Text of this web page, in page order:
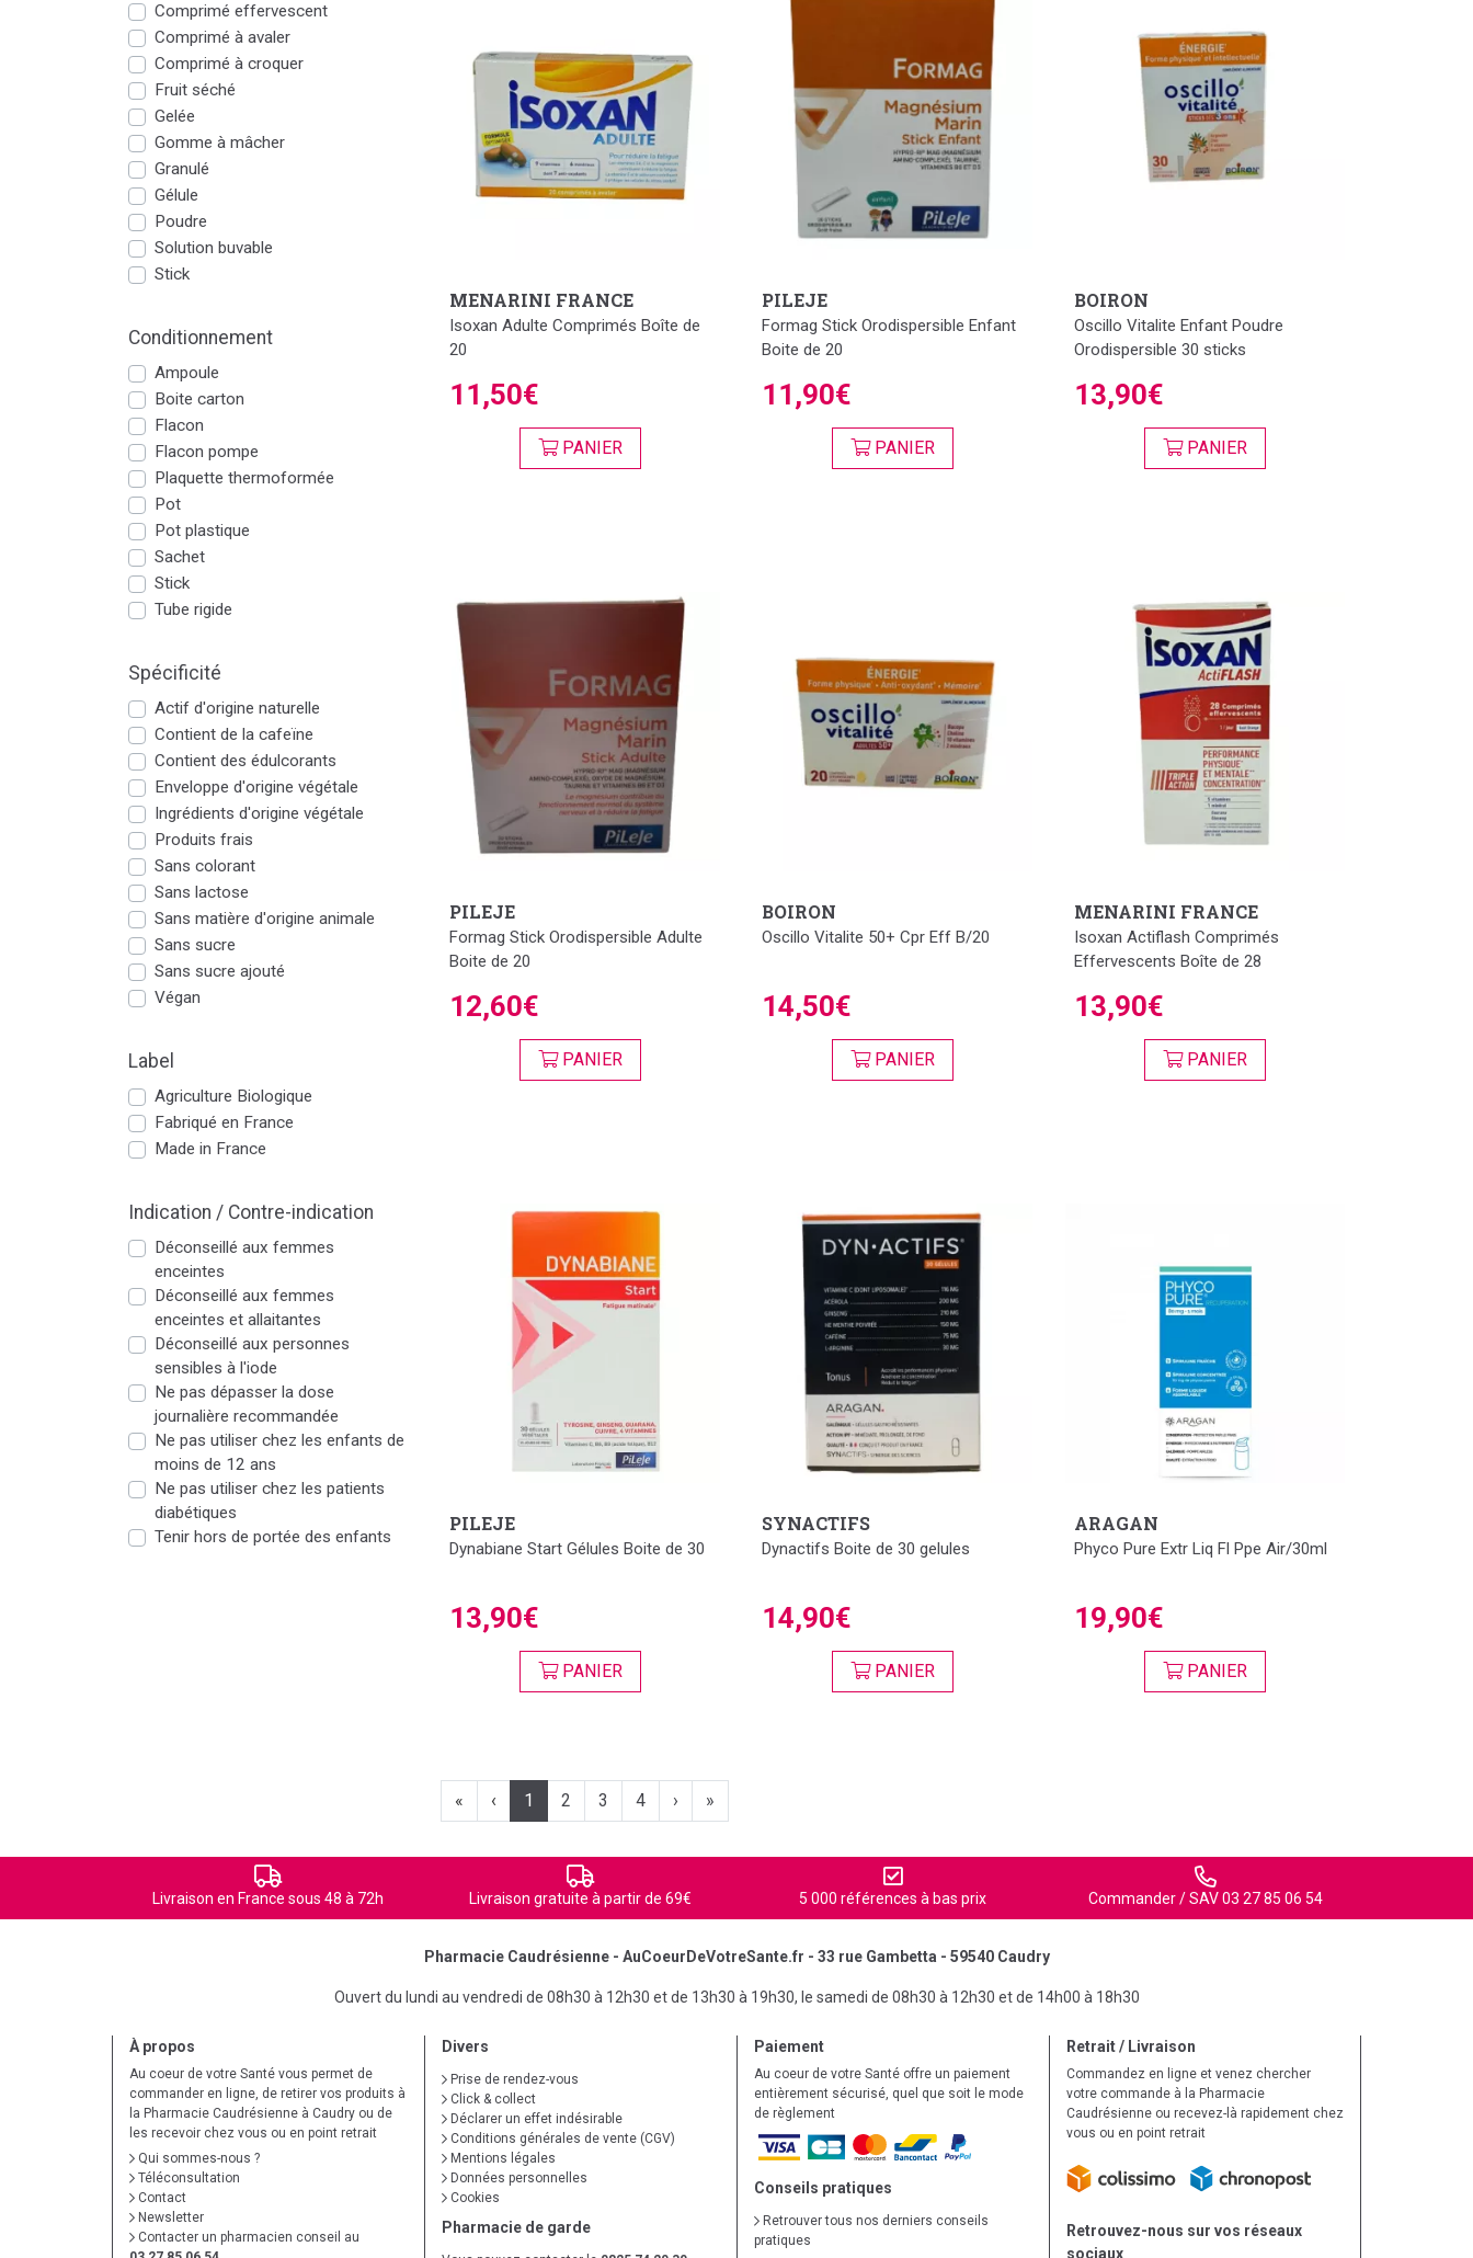
Comprimé effervescent
Comprimé à avaler
Comprimé à croquer
Fruit séché
Gelée
Gomme à mâcher
Granulé
Gélule
Poudre
Solution buvable
Stick
Conditionnement
Ampoule
Boite carton
Flacon
Flacon pompe
Plaquette thermoformée
Pot
Pot plastique
Sachet
Stick
Tube rigide
Spécificité
Actif d'origine naturelle
Contient de la cafeïne
Contient des édulcorants
Enveloppe d'origine végétale
Ingrédients d'origine végétale
Produits frais
Sans colorant
Sans lactose
Sans matière d'origine animale
Sans sucre
Sans sucre ajouté
Végan
Label
Agriculture Biologique
Fabriqué en France
Made in France
Indication / Contre-indication
Déconseillé aux femmes
enceintes
Déconseillé aux femmes
enceintes et allaitantes
Déconseillé aux personnes
sensibles à l'iode
Ne pas dépasser la dose
journalière recommandée
Ne pas utiliser chez les enfants de
moins de 12 ans
Ne pas utiliser chez les patients
diabétiques
Tenir hors de portée des enfants
MENARINI FRANCE
Isoxan Adulte Comprimés Boîte de
20
11,50€
PANIER
PILEJE
Formag Stick Orodispersible Enfant
Boite de 20
11,90€
PANIER
BOIRON
Oscillo Vitalite Enfant Poudre
Orodispersible 30 sticks
13,90€
PANIER
PILEJE
Formag Stick Orodispersible Adulte
Boite de 20
12,60€
PANIER
BOIRON
Oscillo Vitalite 50+ Cpr Eff B/20
14,50€
PANIER
MENARINI FRANCE
Isoxan Actiflash Comprimés
Effervescents Boîte de 28
13,90€
PANIER
PILEJE
Dynabiane Start Gélules Boite de 30
13,90€
PANIER
SYNACTIFS
Dynactifs Boite de 30 gelules
14,90€
PANIER
ARAGAN
Phyco Pure Extr Liq Fl Ppe Air/30ml
19,90€
PANIER
« ‹ 1 2 3 4 › »
Livraison en France sous 48 à 72h Livraison gratuite à partir de 69€ 5 000 références à bas prix Commander / SAV 03 27 85 06 54
Pharmacie Caudrésienne - AuCoeurDeVotreSante.fr - 33 rue Gambetta - 59540 Caudry
Ouvert du lundi au vendredi de 08h30 à 12h30 et de 13h30 à 19h30, le samedi de 08h30 à 12h30 et de 14h00 à 18h30
À propos
Au coeur de votre Santé vous permet de
commander en ligne, de retirer vos produits à
la Pharmacie Caudrésienne à Caudry ou de
les recevoir chez vous ou en point retrait
Qui sommes-nous ?
Téléconsultation
Contact
Newsletter
Contacter un pharmacien conseil au
Divers
Prise de rendez-vous
Click & collect
Déclarer un effet indésirable
Conditions générales de vente (CGV)
Mentions légales
Données personnelles
Cookies
Pharmacie de garde
Paiement
Au coeur de votre Santé offre un paiement
entièrement sécurisé, quel que soit le mode
de règlement
Conseils pratiques
Retrouver tous nos derniers conseils
pratiques
Retrait / Livraison
Commandez en ligne et venez chercher
votre commande à la Pharmacie
Caudrésienne ou recevez-là rapidement chez
vous ou en point retrait
Retrouvez-nous sur vos réseaux
sociaux